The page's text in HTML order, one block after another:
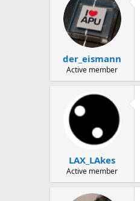
der_eismann
Active member
LAX_LAkes
Active member